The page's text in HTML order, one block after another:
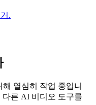
.
열심히 작업 중입니
른 AI 비디오 도구를